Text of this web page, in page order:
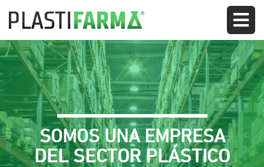
SOMOS UNA EMPRESA
DEL SECTOR PLÁSTICO